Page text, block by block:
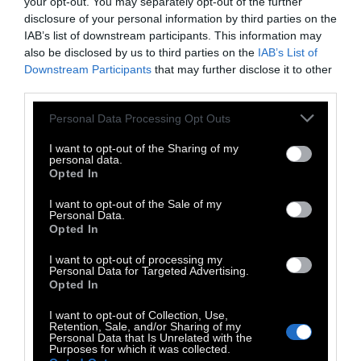
disclosure of your personal information by third parties on the
IAB’s list of downstream participants. This information may
also be disclosed by us to third parties on the IAB’s List of
Downstream Participants that may further disclose it to other
Personal Data Processing Opt Outs
I want to opt-out of the Sharing of my
personal data.
Opted In
I want to opt-out of the Sale of my
Personal Data.
Opted In
I want to opt-out of processing my
Personal Data for Targeted Advertising.
Opted In
I want to opt-out of Collection, Use,
Retention, Sale, and/or Sharing of my
Personal Data that Is Unrelated with the
Purposes for which it was collected.
εκλογές στην Ευρωπαϊκή Ένωση αυτή την
εβδομάδα.
Σε ορισμένες περιπτώσεις, οι διαχειριστές
των σελίδων και των λογαριασμών αυτών
άλλες, δημιουργούν σελίδες-δορυφόρους για
πολιτικά κόμματα ή οργανισμούς της
ακροδεξιάς. Κάποιοι έχουν βρει ένα κόλπο
για να στρατολογούν περισσότερο κόσμο:
ενδιαφέροντος με θεματολογία γύρω από τη
μόδα, την ομορφιά, τα αθλητικά κ.α. ώστε να
πείσουν κόσμο να την ακολουθήσει και
σταδιακά τροποποιούν το περιεχόμενό τους,